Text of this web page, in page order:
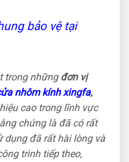
bảo vệ tại
trong những đơn vị
nhôm kính xingfa,
cao trong lĩnh vực
chứng là đã có rất
dụng đã rất hài lòng và
trình tiếp theo,